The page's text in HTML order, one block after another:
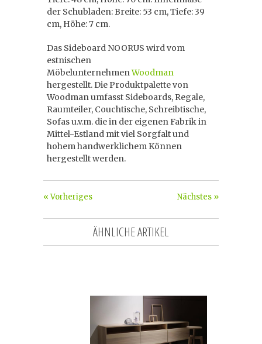
der Schubladen: Breite: 53 cm, Tiefe: 39
cm, Höhe: 7 cm.
Das Sideboard NOORUS wird vom
estnischen
MöbelunternehmenWoodman
hergestellt. Die Produktpalette von
Woodman umfasst Sideboards, Regale,
Raumteiler, Couchtische, Schreibtische,
Sofas u.v.m. die in der eigenen Fabrik in
Mittel-Estland mit viel Sorgfalt und
hohem handwerklichem Können
hergestellt werden.
Nächstes »
« Vorheriges
ÄHNLICHE ARTIKEL